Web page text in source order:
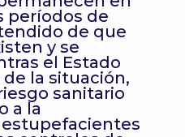
períodos de
de que
y se
el Estado
la situación,
sanitario
a la